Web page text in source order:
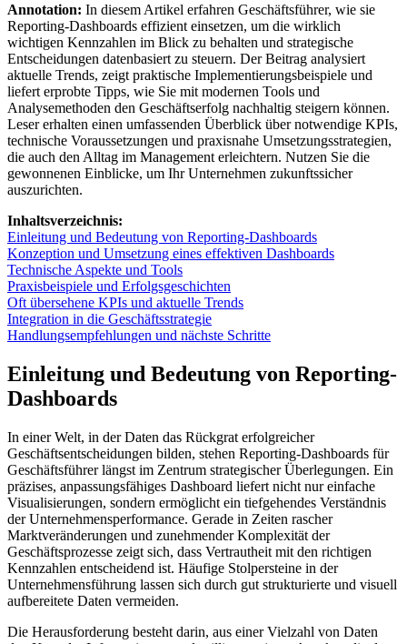
Annotation: In diesem Artikel erfahren Geschäftsführer, wie sie
Reporting-Dashboards effizient einsetzen, um die wirklich
wichtigen Kennzahlen im Blick zu behalten und strategische
Entscheidungen datenbasiert zu steuern. Der Beitrag analysiert
aktuelle Trends, zeigt praktische Implementierungsbeispiele und
liefert erprobte Tipps, wie Sie mit modernen Tools und
Analysemethoden den Geschäftserfolg nachhaltig steigern können.
Leser erhalten einen umfassenden Überblick über notwendige KPIs,
technische Voraussetzungen und praxisnahe Umsetzungsstrategien,
die auch den Alltag im Management erleichtern. Nutzen Sie die
gewonnenen Einblicke, um Ihr Unternehmen zukunftssicher
auszurichten.
Inhaltsverzeichnis:
Einleitung und Bedeutung von Reporting-Dashboards
Konzeption und Umsetzung eines effektiven Dashboards
Technische Aspekte und Tools
Praxisbeispiele und Erfolgsgeschichten
Oft übersehene KPIs und aktuelle Trends
Integration in die Geschäftsstrategie
Handlungsempfehlungen und nächste Schritte
Einleitung und Bedeutung von Reporting-
Dashboards
In einer Welt, in der Daten das Rückgrat erfolgreicher
Geschäftsentscheidungen bilden, stehen Reporting-Dashboards für
Geschäftsführer längst im Zentrum strategischer Überlegungen. Ein
präzises, anpassungsfähiges Dashboard liefert nicht nur einfache
Visualisierungen, sondern ermöglicht ein tiefgehendes Verständnis
der Unternehmensperformance. Gerade in Zeiten rascher
Marktveränderungen und zunehmender Komplexität der
Geschäftsprozesse zeigt sich, dass Vertrautheit mit den richtigen
Kennzahlen entscheidend ist. Häufige Stolpersteine in der
Unternehmensführung lassen sich durch gut strukturierte und visuell
aufbereitete Daten vermeiden.
Die Herausforderung besteht darin, aus einer Vielzahl von Daten